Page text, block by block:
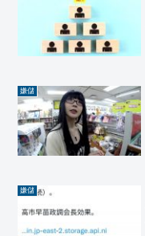
嫌儲
嫌儲